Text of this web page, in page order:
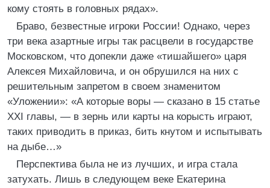
кому стоять в головных рядах».
Браво, безвестные игроки России! Однако, через
три века азартные игры так расцвели в государстве
Московском, что допекли даже «тишайшего» царя
Алексея Михайловича, и он обрушился на них с
решительным запретом в своем знаменитом
«Уложении»: «А которые воры — сказано в 15 статье
XXI главы, — в зернь или карты на корысть играют,
таких приводить в приказ, бить кнутом и испытывать
на дыбе…»
Перспектива была не из лучших, и игра стала
затухать. Лишь в следующем веке Екатерина